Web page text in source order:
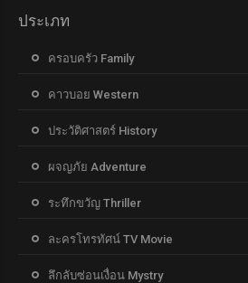
ประเภท
ครอบครัว Family
คาวบอย Western
ประวัติศาสตร์ History
ผจญภัย Adventure
ระทึกขวัญ Thriller
ละครโทรทัศน์ TV Movie
ลึกลับซ่อนเงื่อน Mystry